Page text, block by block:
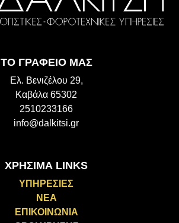
ΤΟ ΓΡΑΦΕΙΟ ΜΑΣ
Ελ. Βενιζέλου 29,
Καβάλα 65302
2510233166
info@dalkitsi.gr
ΧΡΗΣΙΜΑ LINKS
ΥΠΗΡΕΣΙΕΣ
ΝΕΑ
ΕΠΙΚΟΙΝΩΝΙΑ